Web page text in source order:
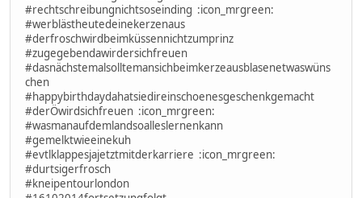
‪#‎rechtschreibungnichtsoseinding‬ ‪ :icon_mrgreen:
#‎werblästheutedeinekerzenaus‬
‪#‎derfroschwirdbeimküssennichtzumprinz‬
‪#‎zugegebendawirdersichfreuen‬
‪#‎dasnächstemalsolltemansichbeimkerzeausblasenetwaswüns
chen‬
‪#‎happybirthdaydahatsiedireinschoenesgeschenkgemacht‬
‪#‎derÖwirdsichfreuen‬ :icon_mrgreen:
‪#‎wasmanaufdemlandsoalleslernenkann‬
‪#‎gemelktwieeinekuh‬
‪#‎evtlklappesjajetztmitderkarriere‬ :icon_mrgreen:
‪#‎durtsigerfrosch‬
‪#‎kneipentourlondon‬